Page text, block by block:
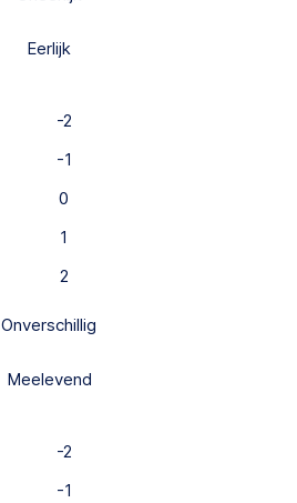
Eerlijk
-2
-1
0
1
2
Onverschillig
Meelevend
-2
-1